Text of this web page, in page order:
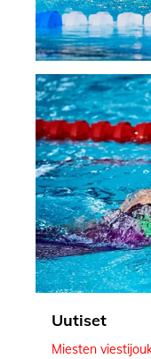
Uutiset
Miesten